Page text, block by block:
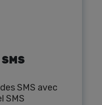
SMS
SMS avec
SMS